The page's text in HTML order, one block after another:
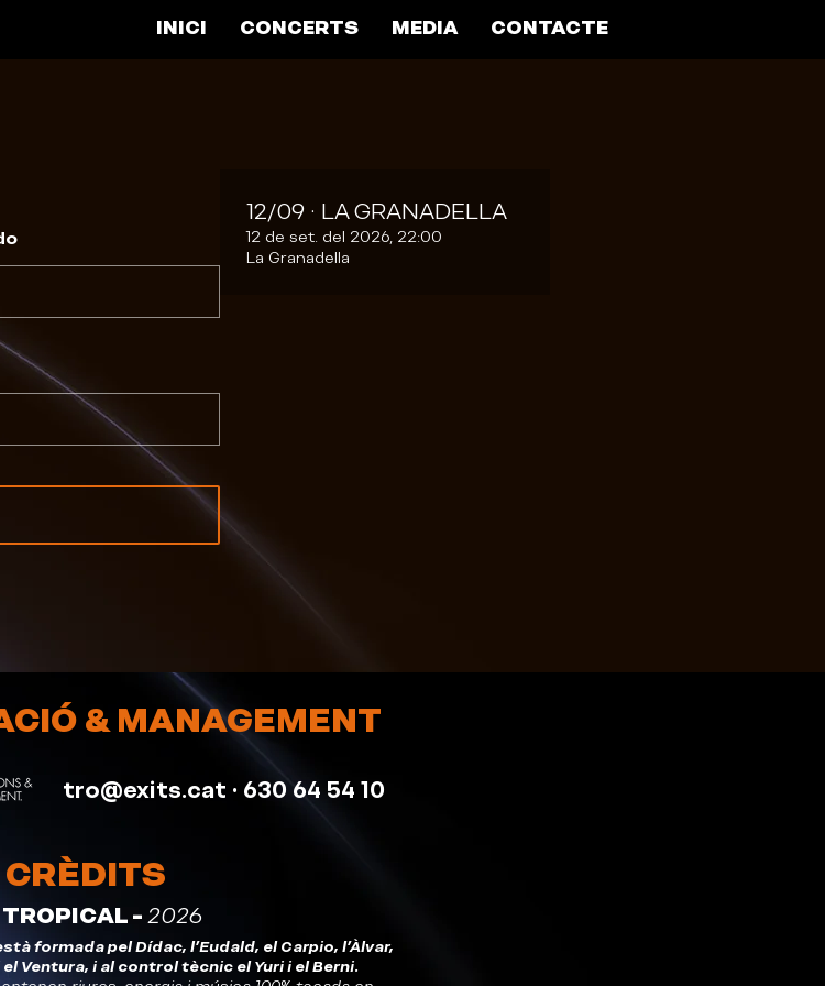
INICI CONCERTS MEDIA CONTACTE
12/09 · LA GRANADELLA
12 de set. del 2026, 22:00
La Granadella
& MANAGEMENT
tro@exits.cat · 630 64 54 10
CRÈDITS
TROPICAL -2026
formada pel Dídac, l'Eudald, el Carpio, l'Àlvar,
el Ventura, i al control tècnic el Yuri i el Berni.